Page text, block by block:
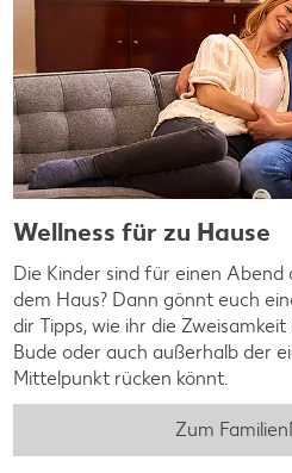
Wellness für zu Hause
Die Kinder sind für einen
dem Haus? Dann gönnt euch
dir Tipps, wie ihr die
Bude oder auch außerhalb der
Mittelpunkt rücken könnt.
Zum